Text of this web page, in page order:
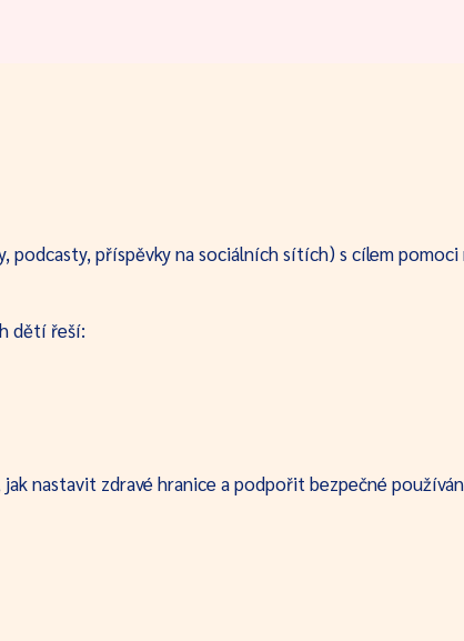
podcasty, příspěvky na sociálních sítích) s cílem
dětí řeší:
nastavit zdravé hranice a podpořit bezpečné